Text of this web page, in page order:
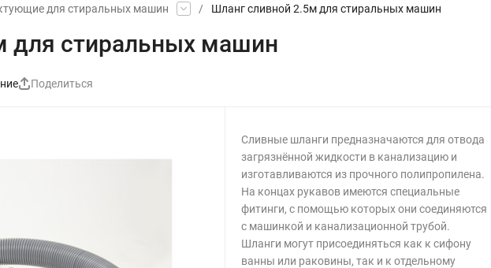
для стиральных машин / Шланг сливной 2.5м для стиральных машин
для стиральных машин
Поделиться
Сливные шланги предназначаются для отвода
загрязнённой жидкости в канализацию и
изготавливаются из прочного полипропилена.
На концах рукавов имеются специальные
фитинги, с помощью которых они соединяются
с машинкой и канализационной трубой.
Шланги могут присоединяться как к сифону
ванны или раковины, так и к отдельному